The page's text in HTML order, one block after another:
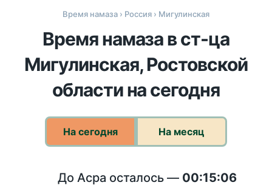
Время намаза › Россия › Мигулинская
Время намаза в ст-ца
Мигулинская, Ростовской
области на сегодня
На сегодня На месяц
До Асра осталось — 00:15:06